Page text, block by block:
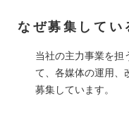
なぜ募集してい
当社の主力事業を担
て、各媒体の運用、
募集しています。